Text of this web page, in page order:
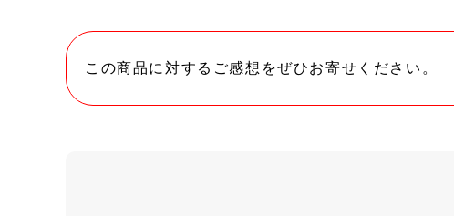
この商品に対するご感想をぜひお寄せください。